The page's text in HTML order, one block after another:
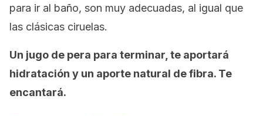
para ir al baño, son muy adecuadas, al igual que
las clásicas ciruelas.
Un jugo de pera para terminar, te aportará
hidratación y un aporte natural de fibra. Te
encantará.